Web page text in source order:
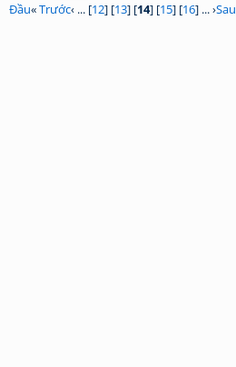
Đầu«Trước‹ ... [12] [13] [14] [15] [16] ... ›Sau